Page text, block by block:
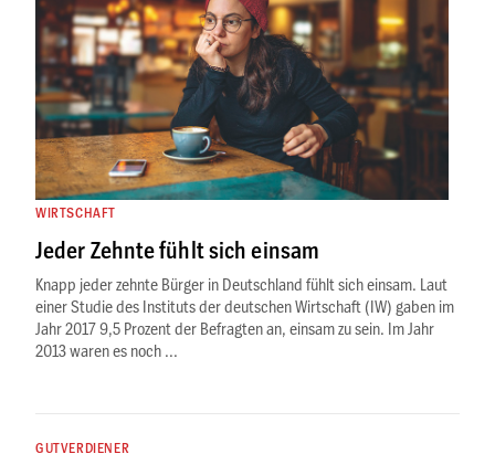
WIRTSCHAFT
Jeder Zehnte fühlt sich einsam
Knapp jeder zehnte Bürger in Deutschland fühlt sich einsam. Laut
einer Studie des Instituts der deutschen Wirtschaft (IW) gaben im
Jahr 2017 9,5 Prozent der Befragten an, einsam zu sein. Im Jahr
2013 waren es noch ...
GUTVERDIENER